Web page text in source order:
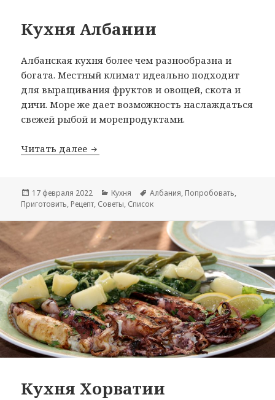
Кухня Албании
Албанская кухня более чем разнообразна и
богата. Местный климат идеально подходит
для выращивания фруктов и овощей, скота и
дичи. Море же дает возможность наслаждаться
свежей рыбой и морепродуктами.
Читать далее Кухня Албании
Опубликовано
17 февраля 2022 Рубрики
Кухня Метки
Албания, Попробовать,
Приготовить, Рецепт, Советы, Список
Кухня Хорватии